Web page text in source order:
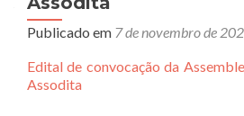
Publicado em 7 de novembro de
Edital de convocação da
Assodita